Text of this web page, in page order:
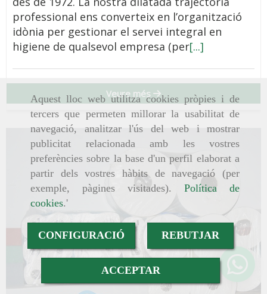
Aquest lloc web utilitza cookies pròpies i de
tercers que permeten millorar la usabilitat de
navegació, analitzar l'ús del web i mostrar
publicitat relacionada amb les vostres
preferències sobre la base d'un perfil elaborat a
partir dels vostres hàbits de navegació (per
exemple, pàgines visitades). Política de
cookies.'
CONFIGURACIÓ REBUTJAR
ACCEPTAR
professional ens converteix en l’organització
idònia per gestionar el servei integral en
higiene de qualsevol empresa (per[...]
Veure més